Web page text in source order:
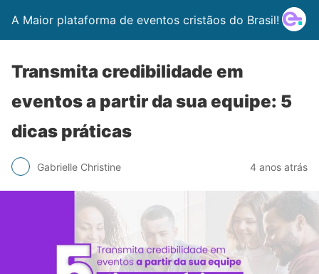
A Maior plataforma de eventos cristãos do Brasil!
Transmita credibilidade em
eventos a partir da sua equipe: 5
dicas práticas
Gabrielle Christine 4 anos atrás